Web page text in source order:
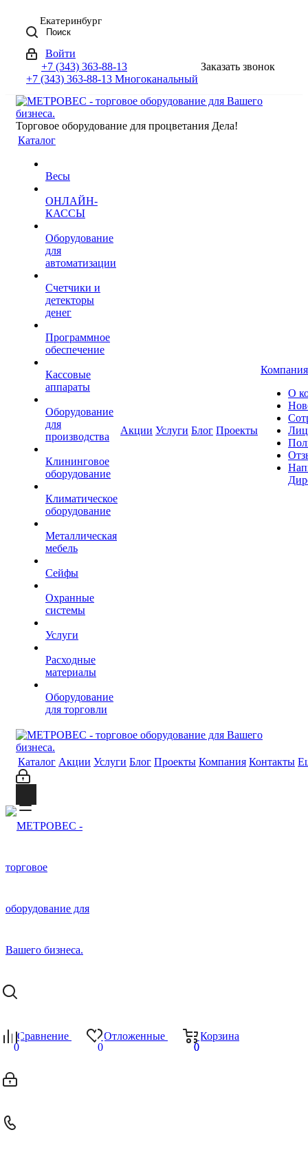
Екатеринбург
Поиск
Войти
+7 (343) 363-88-13
+7 (343) 363-88-13 Многоканальный
Заказать звонок
Торговое оборудование для процветания Дела!
Каталог
Весы
ОНЛАЙН-
КАССЫ
Оборудование
для
автоматизации
Счетчики и
детекторы
денег
Программное
обеспечение
Кассовые
аппараты
Оборудование
для
производства
Клининговое
оборудование
Климатическое
оборудование
Металлическая
мебель
Сейфы
Охранные
системы
Услуги
Расходные
материалы
Оборудование
для торговли
Акции Услуги Блог Проекты
Компания
О
Каталог Акции Услуги Блог Проекты Компания Контакты
Сравнение
0
Отложенные
0
Корзина
0
0